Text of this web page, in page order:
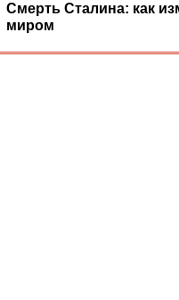
Смерть Сталина: как
миром